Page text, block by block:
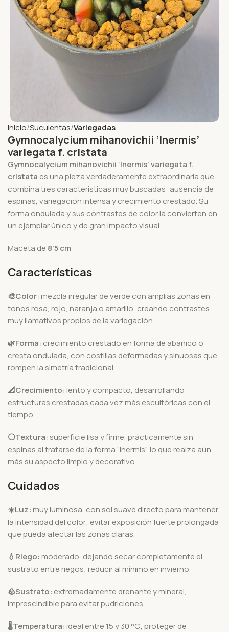
Inicio Suculentas Variegadas
Gymnocalycium mihanovichii ‘Inermis’
variegata f. cristata
Gymnocalycium mihanovichii ‘Inermis’ variegata f.
cristata es una pieza verdaderamente extraordinaria que
combina tres características muy buscadas: ausencia de
espinas, variegación intensa y crecimiento crestado. Su
forma ondulada y sus contrastes de color la convierten en
un ejemplar único y de gran impacto visual.
Maceta de 8’5 cm
Características
🎨Color: mezcla irregular de verde con amplias zonas en
tonos rosa, rojo, naranja o amarillo, creando contrastes
muy llamativos propios de la variegación.
🌿Forma: crecimiento crestado en forma de abanico o
cresta ondulada, con costillas deformadas y sinuosas que
rompen la simetría tradicional.
📐Crecimiento: lento y compacto, desarrollando
estructuras crestadas cada vez más escultóricas con el
tiempo.
⚪Textura: superficie lisa y firme, prácticamente sin
espinas al tratarse de la forma “Inermis”, lo que realza aún
más su aspecto limpio y decorativo.
Cuidados
☀️Luz: muy luminosa, con sol suave directo para mantener
la intensidad del color; evitar exposición fuerte prolongada
que pueda afectar las zonas claras.
💧Riego: moderado, dejando secar completamente el
sustrato entre riegos; reducir al mínimo en invierno.
🪨Sustrato: extremadamente drenante y mineral,
imprescindible para evitar pudriciones.
🌡️Temperatura: ideal entre 15 y 30 °C; proteger de